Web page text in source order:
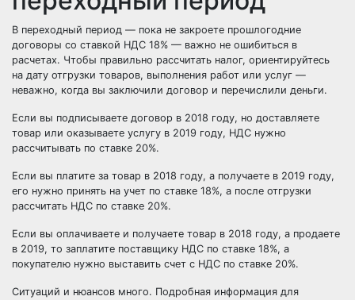
В переходный период — пока не закроете прошлогодние
договоры со ставкой НДС 18% — важно не ошибиться в
расчетах. Чтобы правильно рассчитать налог, ориентируйтесь
на дату отгрузки товаров, выполнения работ или услуг —
неважно, когда вы заключили договор и перечислили деньги.
Если вы подписываете договор в 2018 году, но доставляете
товар или оказываете услугу в 2019 году, НДС нужно
рассчитывать по ставке 20%.
Если вы платите за товар в 2018 году, а получаете в 2019 году,
его нужно принять на учет по ставке 18%, а после отгрузки
рассчитать НДС по ставке 20%.
Если вы оплачиваете и получаете товар в 2018 году, а продаете
в 2019, то заплатите поставщику НДС по ставке 18%, а
покупателю нужно выставить счет с НДС по ставке 20%.
Ситуаций и нюансов много. Подробная информация для